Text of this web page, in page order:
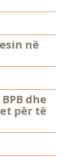
në
dhe
për të